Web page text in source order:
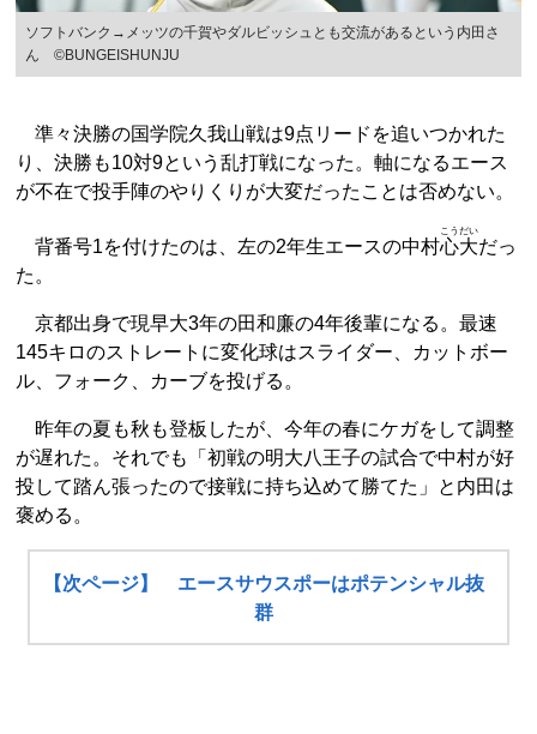
ソフトバンク→メッツの千賀やダルビッシュとも交流があるという内田さ
ん ©BUNGEISHUNJU
準々決勝の国学院久我山戦は9点リードを追いつかれた
り、決勝も10対9という乱打戦になった。軸になるエース
が不在で投手陣のやりくりが大変だったことは否めない。
背番号1を付けたのは、左の2年生エースの中村心大
こうだい
だっ
た。
京都出身で現早大3年の田和廉の4年後輩になる。最速
145キロのストレートに変化球はスライダー、カットボー
ル、フォーク、カーブを投げる。
昨年の夏も秋も登板したが、今年の春にケガをして調整
が遅れた。それでも「初戦の明大八王子の試合で中村が好
投して踏ん張ったので接戦に持ち込めて勝てた」と内田は
褒める。
【次ページ】 エースサウスポーはポテンシャル抜
群